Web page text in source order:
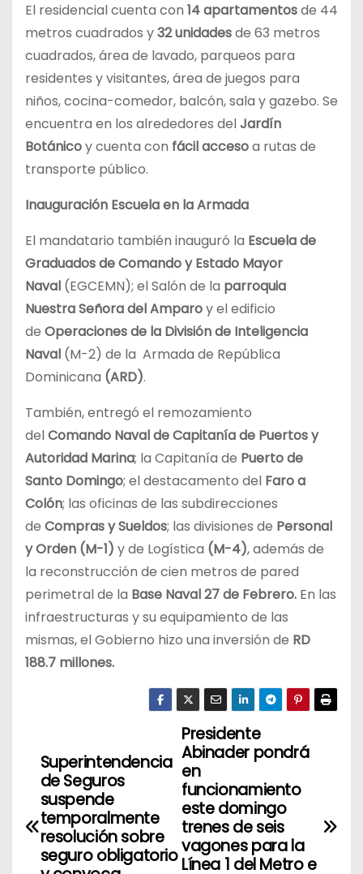
El residencial cuenta con 14 apartamentosde 44
metros cuadrados y32 unidadesde 63 metros
cuadrados, área de lavado, parqueos para
residentes y visitantes, área de juegos para
niños, cocina-comedor, balcón, sala y gazebo. Se
encuentra en los alrededores delJardín
Botánicoy cuenta con fácil accesoa rutas de
transporte público.
Inauguración Escuela en la Armada
El mandatario también inauguró la Escuela de
Graduados de Comando y Estado Mayor
Naval (EGCEMN); el Salón de la parroquia
Nuestra Señora del Amparoy el edificio
de Operaciones de la División de Inteligencia
Naval (M-2) de la Armada de República
Dominicana (ARD).
También, entregó el remozamiento
delComando Naval de Capitanía de Puertos y
Autoridad Marina; la Capitanía de Puerto de
Santo Domingo; el destacamento del Faro a
Colón; las oficinas de las subdirecciones
de Compras y Sueldos; las divisiones de Personal
y Orden (M-1) y de Logística (M-4), además de
la reconstrucción de cien metros de pared
perimetral de la Base Naval 27 de Febrero. En las
infraestructuras y su equipamiento de las
mismas, el Gobierno hizo una inversión de RD
188.7 millones.
e
Presidente
Abinader pondrá
en
funcionamiento
este domingo
trenes de seis
vagones para la
Línea 1 del Metro e
Superintendencia
de Seguros
suspende
temporalmente
resolución sobre
seguro obligatorio